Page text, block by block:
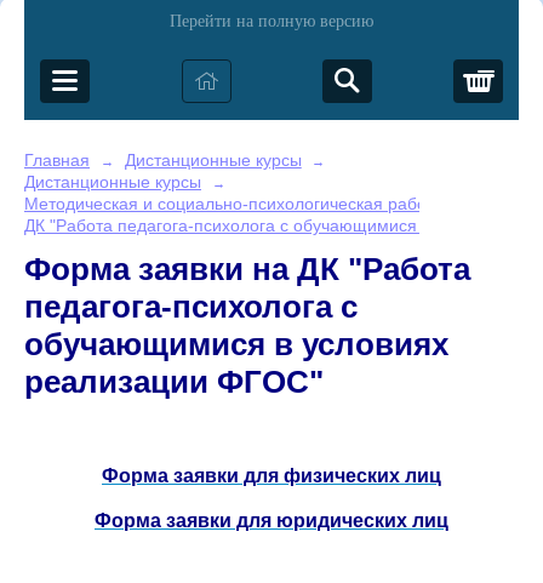
Перейти на полную версию
Главная → Дистанционные курсы →
Дистанционные курсы →
Методическая и социально-психологическая работа
ДК "Работа педагога-психолога с обучающимися в условиях
Форма заявки на ДК "Работа
педагога-психолога с
обучающимися в условиях
реализации ФГОС"
Форма заявки для физических лиц
Форма заявки для юридических лиц